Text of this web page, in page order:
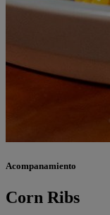
Acompanamiento
Corn Ribs